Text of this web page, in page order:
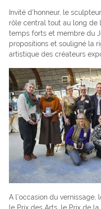
Invité d’honneur, le
rôle central tout au long de
temps forts et membre du
propositions et souligné la
artistique des créateurs
A l’occasion du